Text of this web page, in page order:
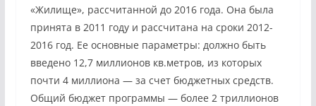
«Жилище», рассчитанной до 2016 года. Она была
принята в 2011 году и рассчитана на сроки 2012-
2016 год. Ее основные параметры: должно быть
введено 12,7 миллионов кв.метров, из которых
почти 4 миллиона — за счет бюджетных средств.
Общий бюджет программы — более 2 триллионов